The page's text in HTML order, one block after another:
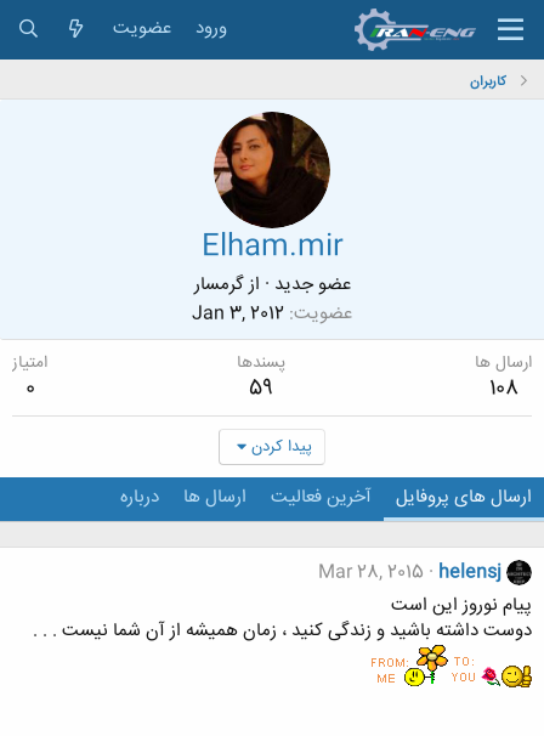
ورود عضویت
کاربران
Elham.mir
عضو جدید · ازگرمسار
عضویت Jan 3, 2012
ارسال ها
108
پسندها
59
امتیاز
0
پیدا کردن
ارسال های پروفایل آخرین فعالیت ارسال ها درباره
helensj
Mar 28, 2015
پیام نوروز این است
دوست داشته باشید و زندگی کنید ، زمان همیشه از آن شما نیست . . .